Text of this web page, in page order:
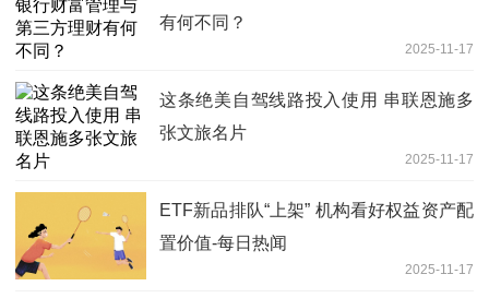
有何不同？
2025-11-17
这条绝美自驾线路投入使用 串联恩施多
张文旅名片
2025-11-17
ETF新品排队“上架” 机构看好权益资产配
置价值-每日热闻
2025-11-17